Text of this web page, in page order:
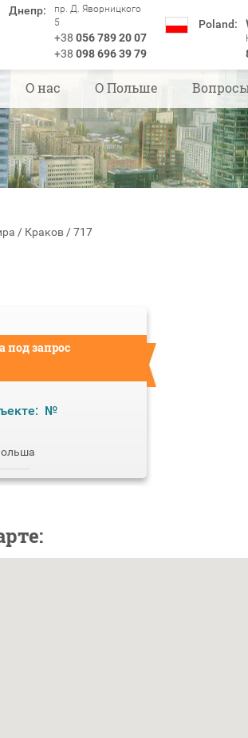
Днепр:
пр. Д. Яворницкого
5
+38 056 789 20 07
+38 098 696 39 79
Poland:
О нас О Польше Вопросы
/ Краков /717
под запрос
№